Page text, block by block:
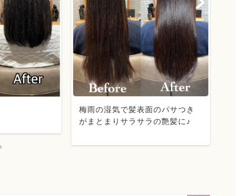
梅雨の湿気で髪表面のパサつき
がまとまりサラサラの艶髪に♪